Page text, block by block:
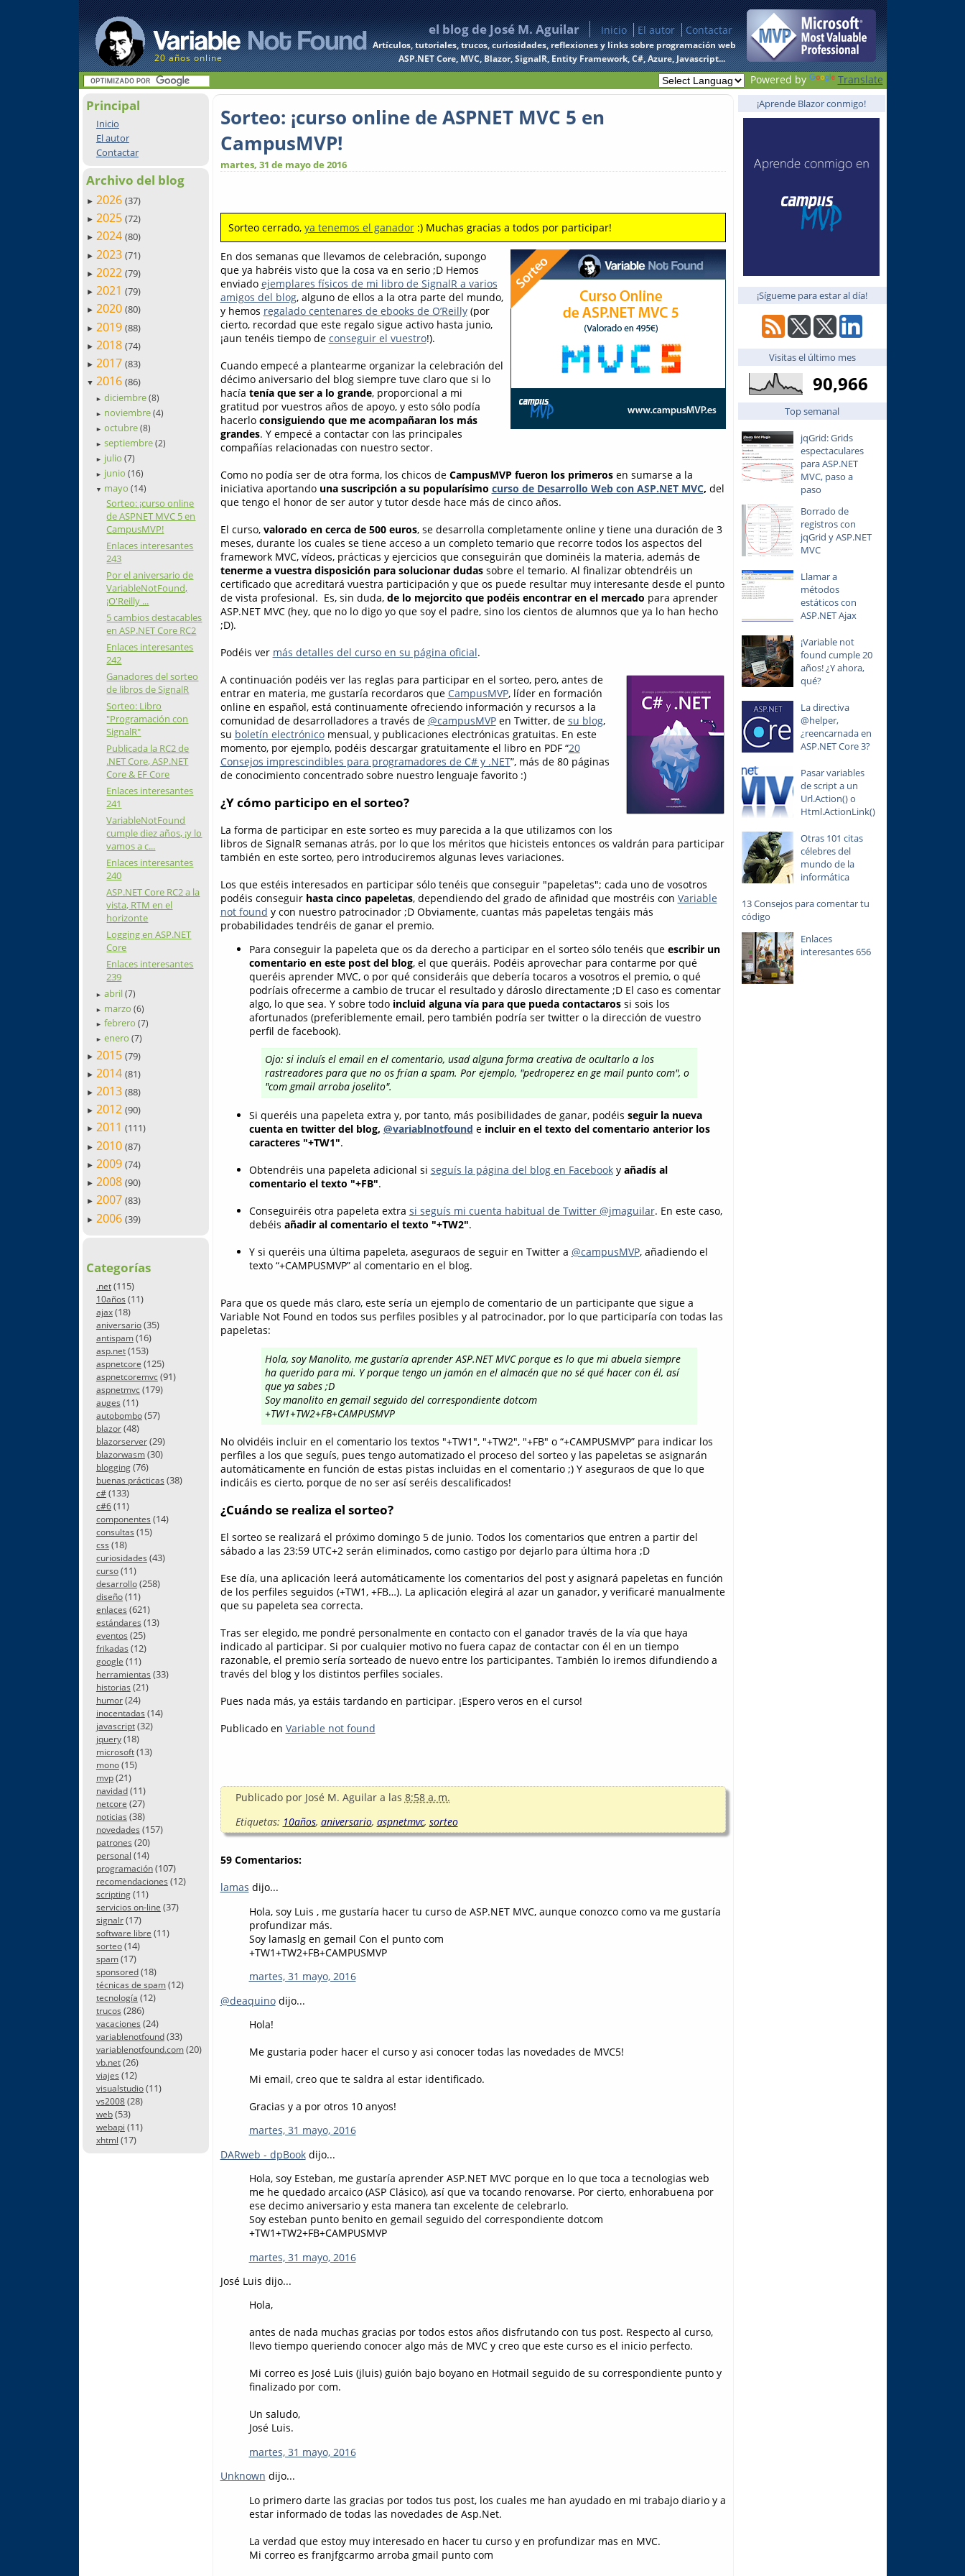
20 años online
el blog de José M. Aguilar Inicio El autor Contactar
Artículos, tutoriales, trucos, curiosidades, reflexiones y links sobre programación web
ASP.NET Core, MVC, Blazor, SignalR, Entity Framework, C#, Azure, Javascript...
Powered by Translate
Principal
Inicio
El autor
Contactar
Archivo del blog
► 2026 (37)
► 2025 (72)
► 2024 (80)
► 2023 (71)
► 2022 (79)
► 2021 (79)
► 2020 (80)
► 2019 (88)
► 2018 (74)
► 2017 (83)
▼ 2016 (86)
► diciembre(8)
► noviembre(4)
► octubre(8)
► septiembre(2)
► julio(7)
► junio(16)
▼ mayo(14)
Sorteo: ¡curso online
de ASPNET MVC 5 en
CampusMVP!
Enlaces interesantes
243
Por el aniversario de
VariableNotFound,
¡O'Reilly ...
5 cambios destacables
en ASP.NET Core RC2
Enlaces interesantes
242
Ganadores del sorteo
de libros de SignalR
Sorteo: Libro
"Programación con
SignalR"
Publicada la RC2 de
.NET Core, ASP.NET
Core & EF Core
Enlaces interesantes
241
VariableNotFound
cumple diez años, ¡y lo
vamos a c...
Enlaces interesantes
240
ASP.NET Core RC2 a la
vista, RTM en el
horizonte
Logging en ASP.NET
Core
Enlaces interesantes
239
► abril(7)
► marzo(6)
► febrero(7)
► enero(7)
► 2015 (79)
► 2014 (81)
► 2013 (88)
► 2012 (90)
► 2011 (111)
► 2010 (87)
► 2009 (74)
► 2008 (90)
► 2007 (83)
► 2006 (39)
Categorías
.net(115)
10años (11)
ajax(18)
aniversario(35)
antispam(16)
asp.net(153)
aspnetcore (125)
aspnetcoremvc(91)
aspnetmvc(179)
auges (11)
autobombo(57)
blazor(48)
blazorserver(29)
blazorwasm(30)
blogging(76)
buenas prácticas (38)
c#(133)
c#6(11)
componentes (14)
consultas (15)
css (18)
curiosidades (43)
curso(11)
desarrollo(258)
diseño(11)
enlaces (621)
estándares (13)
eventos (25)
frikadas (12)
google (11)
herramientas (33)
historias (21)
humor(24)
inocentadas (14)
javascript(32)
jquery(18)
microsoft(13)
mono(15)
mvp(21)
navidad(11)
netcore (27)
noticias (38)
novedades (157)
patrones (20)
personal (14)
programación(107)
recomendaciones (12)
scripting(11)
servicios on-line (37)
signalr(17)
software libre (11)
sorteo(14)
spam(17)
sponsored(18)
técnicas de spam(12)
tecnología (12)
trucos (286)
vacaciones (24)
variablenotfound(33)
variablenotfound.com(20)
vb.net(26)
viajes (12)
visualstudio(11)
vs2008(28)
web(53)
webapi (11)
xhtml (17)
Sorteo: ¡curso online de ASPNET MVC 5 en
CampusMVP!
martes, 31 de mayo de 2016
Sorteo cerrado, ya tenemos el ganador:) Muchas gracias a todos por participar!
En dos semanas que llevamos de celebración, supongo
que ya habréis visto que la cosa va en serio ;D Hemos
enviado ejemplares físicos de mi libro de SignalR a varios
amigos del blog, alguno de ellos a la otra parte del mundo,
y hemos regalado centenares de ebooks de O’Reilly(por
cierto, recordad que este regalo sigue activo hasta junio,
¡aun tenéis tiempo de conseguir el vuestro!).
Cuando empecé a plantearme organizar la celebración del
décimo aniversario del blog siempre tuve claro que si lo
hacía tenía que ser a lo grande, proporcional a mi
gratitud por vuestros años de apoyo, y esto sólo podía
hacerlo consiguiendo que me acompañaran los más
grandes. Y empecé a contactar con las principales
compañías relacionadas con nuestro sector.
Como no podía ser de otra forma, los chicos de CampusMVP fueron los primerosen sumarse a la
iniciativa aportando una suscripción a su popularísimo curso de Desarrollo Web con ASP.NET MVC, del
que tengo el honor de ser autor y tutor desde hace más de cinco años.
El curso, valorado en cerca de 500 euros, se desarrolla completamente online y tiene una duración de 3
meses, durante los cuales se tiene acceso a un completo temario que recorre todos los aspectos del
framework MVC, vídeos, prácticas y ejercicios que conseguirán que dominéis la materia, además de
tenerme a vuestra disposición para solucionar dudassobre el temario. Al finalizar obtendréis un
certificado que acreditará vuestra participación y que os puede resultar muy interesante desde el punto
de vista profesional. Es, sin duda, de lo mejorcito que podéis encontrar en el mercado para aprender
ASP.NET MVC (hey, que no lo digo yo que soy el padre, sino los cientos de alumnos que ya lo han hecho
;D).
Podéis ver más detalles del curso en su página oficial.
A continuación podéis ver las reglas para participar en el sorteo, pero, antes de
entrar en materia, me gustaría recordaros que CampusMVP, líder en formación
online en español, está continuamente ofreciendo información y recursos a la
comunidad de desarrolladores a través de @campusMVPen Twitter, de su blog,
su boletín electrónicomensual, y publicaciones electrónicas gratuitas. En este
momento, por ejemplo, podéis descargar gratuitamente el libro en PDF “20
Consejos imprescindibles para programadores de C# y .NET”, más de 80 páginas
de conocimiento concentrado sobre nuestro lenguaje favorito :)
¿Y cómo participo en el sorteo?
La forma de participar en este sorteo es muy parecida a la que utilizamos con los
libros de SignalR semanas atrás, por lo que los méritos que hicisteis entonces os valdrán para participar
también en este sorteo, pero introduciremos algunas leves variaciones.
Los que estéis interesados en participar sólo tenéis que conseguir "papeletas"; cada uno de vosotros
podéis conseguir hasta cinco papeletas, dependiendo del grado de afinidad que mostréis con Variable
not found y con nuestro patrocinador ;D Obviamente, cuantas más papeletas tengáis más
probabilidades tendréis de ganar el premio.
Para conseguir la papeleta que os da derecho a participar en el sorteo sólo tenéis que escribir un
comentario en este post del blog, el que queráis. Podéis aprovechar para contarme por qué
queréis aprender MVC, o por qué consideráis que debería tocaros a vosotros el premio, o qué
podríais ofrecerme a cambio de trucar el resultado y dároslo directamente ;D El caso es comentar
algo, lo que sea. Y sobre todo incluid alguna vía para que pueda contactaros si sois los
afortunados (preferiblemente email, pero también podría ser twitter o la dirección de vuestro
perfil de facebook).
Ojo: si incluís el email en el comentario, usad alguna forma creativa de ocultarlo a los
rastreadores para que no os frían a spam. Por ejemplo, "pedroperez en ge mail punto com", o
"com gmail arroba joselito".
Si queréis una papeleta extra y, por tanto, más posibilidades de ganar, podéis seguir la nueva
cuenta en twitter del blog, @variablnotfound e incluir en el texto del comentario anterior los
caracteres "+TW1".
Obtendréis una papeleta adicional si seguís la página del blog en Facebooky añadís al
comentario el texto "+FB".
Conseguiréis otra papeleta extra si seguís mi cuenta habitual de Twitter @jmaguilar. En este caso,
debéis añadir al comentario el texto "+TW2".
Y si queréis una última papeleta, aseguraos de seguir en Twitter a @campusMVP, añadiendo el
texto “+CAMPUSMVP” al comentario en el blog.
Para que os quede más claro, este sería un ejemplo de comentario de un participante que sigue a
Variable Not Found en todos sus perfiles posibles y al patrocinador, por lo que participaría con todas las
papeletas:
Hola, soy Manolito, me gustaría aprender ASP.NET MVC porque es lo que mi abuela siempre
ha querido para mi. Y porque tengo un jamón en el almacén que no sé qué hacer con él, así
que ya sabes ;D
Soy manolito en gemail seguido del correspondiente dotcom
+TW1+TW2+FB+CAMPUSMVP
No olvidéis incluir en el comentario los textos "+TW1", "+TW2", "+FB" o “+CAMPUSMVP” para indicar los
perfiles a los que seguís, pues tengo automatizado el proceso del sorteo y las papeletas se asignarán
automáticamente en función de estas pistas incluidas en el comentario ;) Y aseguraos de que lo que
indicáis es cierto, porque de no ser así seréis descalificados!
¿Cuándo se realiza el sorteo?
El sorteo se realizará el próximo domingo 5 de junio. Todos los comentarios que entren a partir del
sábado a las 23:59 UTC+2 serán eliminados, como castigo por dejarlo para última hora ;D
Ese día, una aplicación leerá automáticamente los comentarios del post y asignará papeletas en función
de los perfiles seguidos (+TW1, +FB…). La aplicación elegirá al azar un ganador, y verificaré manualmente
que su papeleta sea correcta.
Tras ser elegido, me pondré personalmente en contacto con el ganador través de la vía que haya
indicado al participar. Si por cualquier motivo no fuera capaz de contactar con él en un tiempo
razonable, el premio sería sorteado de nuevo entre los participantes. También lo iremos difundiendo a
través del blog y los distintos perfiles sociales.
Pues nada más, ya estáis tardando en participar. ¡Espero veros en el curso!
Publicado en Variable not found
Publicado por José M. Aguilar a las 8:58 a. m.
Etiquetas: 10años, aniversario, aspnetmvc, sorteo
59 Comentarios:
lamas dijo...
Hola, soy Luis , me gustaría hacer tu curso de ASP.NET MVC, aunque conozco como va me gustaría
profundizar más.
Soy lamaslg en gemail Con el punto com
+TW1+TW2+FB+CAMPUSMVP
martes, 31 mayo, 2016
@deaquinodijo...
Hola!
Me gustaria poder hacer el curso y asi conocer todas las novedades de MVC5!
Mi email, creo que te saldra al estar identificado.
Gracias y a por otros 10 anyos!
martes, 31 mayo, 2016
DARweb - dpBookdijo...
Hola, soy Esteban, me gustaría aprender ASP.NET MVC porque en lo que toca a tecnologias web
me he quedado arcaico (ASP Clásico), así que va tocando renovarse. Por cierto, enhorabuena por
ese decimo aniversario y esta manera tan excelente de celebrarlo.
Soy esteban punto benito en gemail seguido del correspondiente dotcom
+TW1+TW2+FB+CAMPUSMVP
martes, 31 mayo, 2016
José Luis dijo...
Hola,
antes de nada muchas gracias por todos estos años disfrutando con tus post. Respecto al curso,
llevo tiempo queriendo conocer algo más de MVC y creo que este curso es el inicio perfecto.
Mi correo es José Luis (jluis) guión bajo boyano en Hotmail seguido de su correspondiente punto y
finalizado por com.
Un saludo,
José Luis.
martes, 31 mayo, 2016
Unknown dijo...
Lo primero darte las gracias por todos tus post, los cuales me han ayudado en mi trabajo diario y a
estar informado de todas las novedades de Asp.Net.
La verdad que estoy muy interesado en hacer tu curso y en profundizar mas en MVC.
Mi correo es franjfgcarmo arroba gmail punto com
¡Aprende Blazor conmigo!
¡Sígueme para estar al día!
Visitas el último mes
90,966
Top semanal
jqGrid: Grids
espectaculares
para ASP.NET
MVC, paso a
paso
Borrado de
registros con
jqGrid y ASP.NET
MVC
Llamar a
métodos
estáticos con
ASP.NET Ajax
¡Variable not
found cumple 20
años! ¿Y ahora,
qué?
La directiva
@helper,
¿reencarnada en
ASP.NET Core 3?
Pasar variables
de script a un
Url.Action() o
Html.ActionLink()
Otras 101 citas
célebres del
mundo de la
informática
13 Consejos para comentar tu
código
Enlaces
interesantes 656